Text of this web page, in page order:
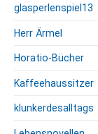
glasperlenspiel13
Herr Ärmel
Horatio-Bücher
Kaffeehaussitzer
klunkerdesalltags